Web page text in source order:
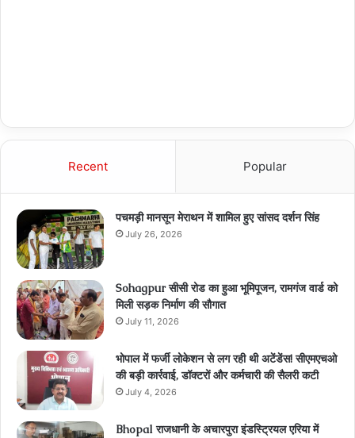
Recent Popular
पचमड़ी मानसून मेराथन में शामिल हुए सांसद दर्शन सिंह
July 26, 2026
Sohagpur सीसी रोड का हुआ भूमिपूजन, रामगंज वार्ड को
मिली सड़क निर्माण की सौगात
July 11, 2026
भोपाल में फर्जी लोकेशन से लग रही थी अटेंडेंस! सीएमएचओ
की बड़ी कार्रवाई, डॉक्टरों और कर्मचारी की सैलरी कटी
July 4, 2026
Bhopal राजधानी के अचारपुरा इंडस्ट्रियल एरिया में